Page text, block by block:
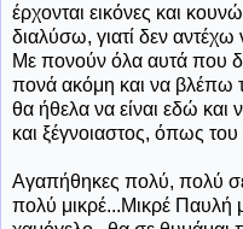
έρχονται εικόνες και
διαλύσω, γιατί δεν αντέχω
Με πονούν όλα αυτά που
πονά ακόμη και να βλέπω
θα ήθελα να είναι εδώ και
και ξέγνοιαστος, όπως του
Αγαπήθηκες πολύ, πολύ
πολύ μικρέ...Μικρέ Παυλή